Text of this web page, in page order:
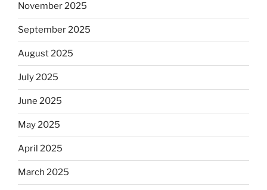
November 2025
September 2025
August 2025
July 2025
June 2025
May 2025
April 2025
March 2025